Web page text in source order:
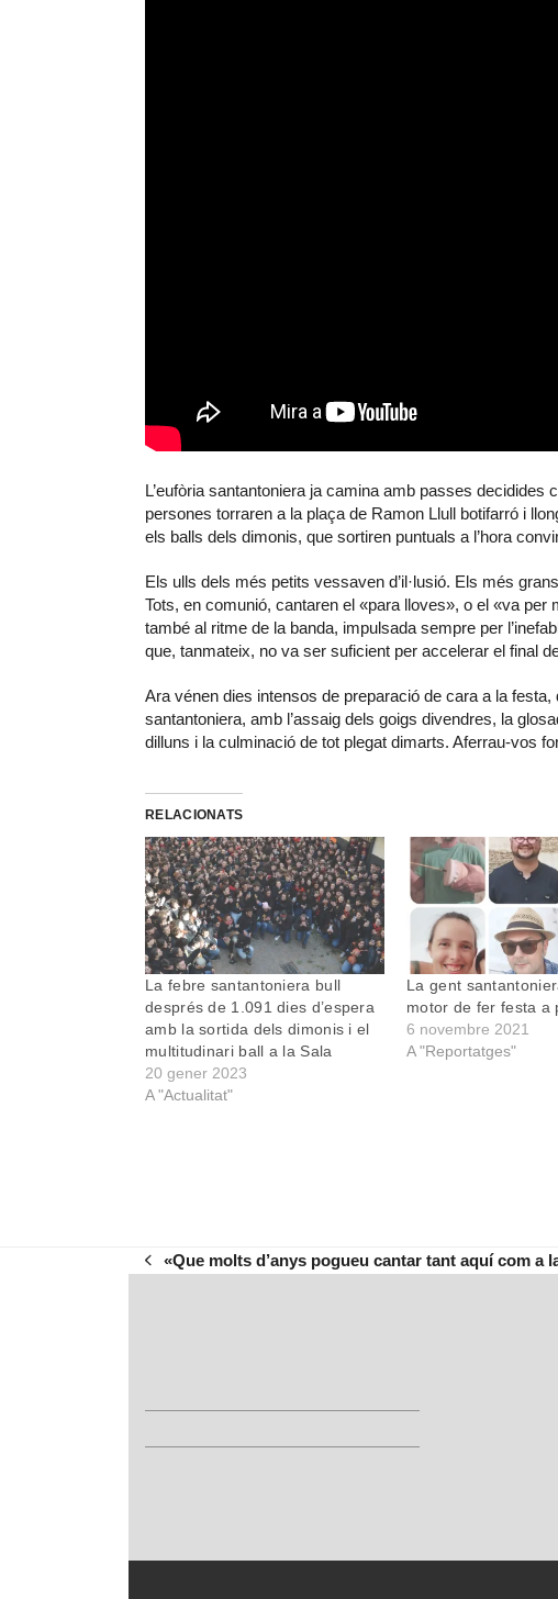
L’eufòria santantoniera ja camina amb passes decidides
persones torraren a la plaça de Ramon Llull botifarró i
els balls dels dimonis, que sortiren puntuals a l’hora
Els ulls dels més petits vessaven d’il·lusió. Els més
Tots, en comunió, cantaren el «para lloves», o el «va
també al ritme de la banda, impulsada sempre per
que, tanmateix, no va ser suficient per accelerar el final
Ara vénen dies intensos de preparació de cara a la
santantoniera, amb l’assaig dels goigs divendres, la
dilluns i la culminació de tot plegat dimarts. Aferrau-vos
RELACIONATS
La febre santantoniera bull
després de 1.091 dies d’espera
amb la sortida dels dimonis i el
multitudinari ball a la Sala
20 gener 2023
A "Actualitat"
La gent
motor de fer festa a
6 novembre 2021
A "Reportatges"
previous
«Que molts d’anys pogueu cantar tant aquí com a